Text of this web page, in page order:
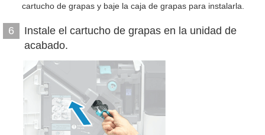
cartucho de grapas y baje la caja de grapas para instalarla.
6
Instale el cartucho de grapas en la unidad de
acabado.